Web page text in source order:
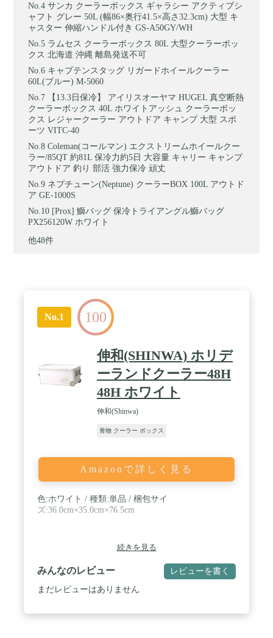
サンカ クーラーボックス ギャラシー アクティブシ
ャフト グレー 50L (幅86×奥行41.5×高さ32.3cm) 大型 キ
ャスター 伸縮ハンドル付き GS-A50GY/WH
ラムセス クーラーボックス 80L 大型クーラーボッ
クス 北海道 沖縄 離島発送不可
キャプテンスタッグ リガードホイールクーラー
60L(ブルー) M-5060
【13.3日保冷】 アイリスオーヤマ HUGEL 真空断熱
クーラーボックス 40L ホワイトアッシュ クーラーボッ
クス レジャークーラー アウトドア キャンプ 大型 スポ
ーツ VITC-40
Coleman(コールマン) エクストリームホイールクー
ラー/85QT 約81L 保冷力約5日 大容量 キャリー キャンプ
アウトドア 釣り 部活 強力保冷 頑丈
ネプチューン(Neptune) クーラーBOX 100L アウトド
ア GE-1000S
[Prox] 鰤バッグ 保冷トライアングル鰤バッグ
PX256120W ホワイト
他48件
No.1 100
伸和(SHINWA) ホリデ
ーランドクーラー48H
48H ホワイト
伸和(Shinwa)
青物 クーラー ボックス
Amazonで詳しく見る
色:ホワイト / 種類:単品 / 梱包サイ
ズ:36.0cm×35.0cm×76.5cm
続きを見る
みんなのレビュー レビューを書く
まだレビューはありません